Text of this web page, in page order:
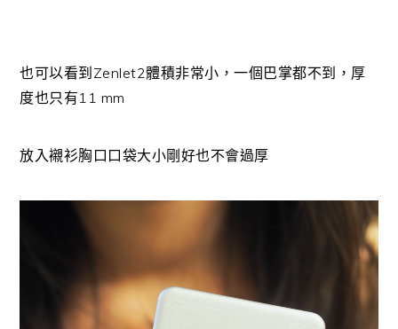
也可以看到Zenlet2體積非常小，一個巴掌都不到，厚
度也只有11 mm
放入襯衫胸口口袋大小剛好也不會過厚